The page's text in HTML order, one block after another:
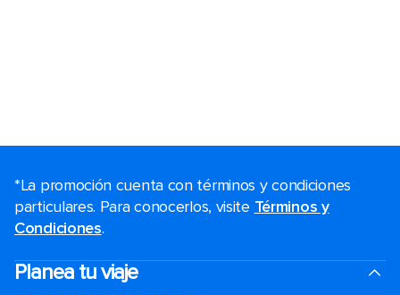
*La promoción cuenta con términos y condiciones
particulares. Para conocerlos, visite Términos y
Condiciones.
Planea tu viaje